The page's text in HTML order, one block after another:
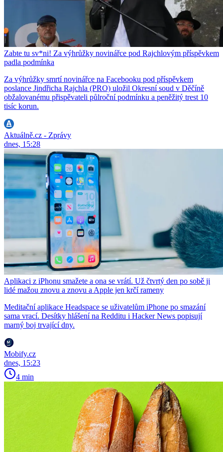
Zabte tu sv*ni! Za výhrůžky novinářce pod Rajchlovým příspěvkem
padla podmínka
Za výhrůžky smrtí novinářce na Facebooku pod příspěvkem
poslance Jindřicha Rajchla (PRO) uložil Okresní soud v Děčíně
obžalovanému přispěvateli půlroční podmínku a peněžitý trest 10
tisíc korun.
Aktuálně.cz - Zprávy
dnes, 15:28
Aplikaci z iPhonu smažete a ona se vrátí. Už čtvrtý den po sobě ji
lidé mažou znovu a znovu a Apple jen krčí rameny
Meditační aplikace Headspace se uživatelům iPhone po smazání
sama vrací. Desítky hlášení na Redditu i Hacker News popisují
marný boj trvající dny.
Mobify.cz
dnes, 15:23
4 min